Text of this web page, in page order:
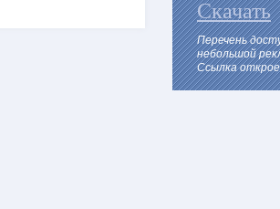
Скачать
Перечень
небольшой
Ссылка